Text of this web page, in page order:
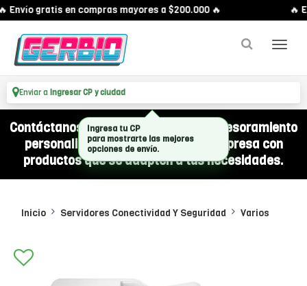
Envío gratis en compras mayores a $200.000 🔥 🔥
Enviar a Ingresar CP y ciudad
Contáctanos por WhatsApp y recibí asesoramiento
personalizado para equipar a tu empresa con
productos que se adapten a tus necesidades.
Inicio Servidores Conectividad Y Seguridad Varios
Ingresa tu CP
para mostrarte las mejores
opciones de envío.